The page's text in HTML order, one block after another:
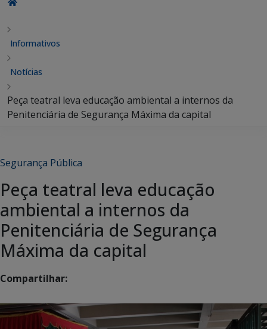
Informativos
Notícias
Peça teatral leva educação ambiental a internos da
Penitenciária de Segurança Máxima da capital
Segurança Pública
Peça teatral leva educação
ambiental a internos da
Penitenciária de Segurança
Máxima da capital
Compartilhar: